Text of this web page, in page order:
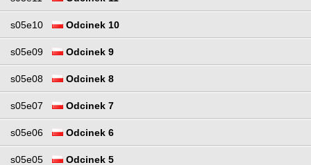
s05e10 Odcinek 10
s05e09 Odcinek 9
s05e08 Odcinek 8
s05e07 Odcinek 7
s05e06 Odcinek 6
s05e05 Odcinek 5